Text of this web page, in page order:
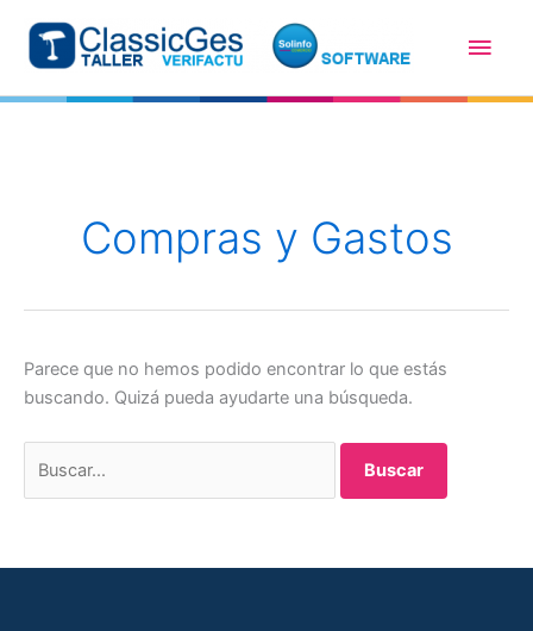
contenido
Compras y Gastos
Parece que no hemos podido encontrar lo que estás
buscando. Quizá pueda ayudarte una búsqueda.
por: